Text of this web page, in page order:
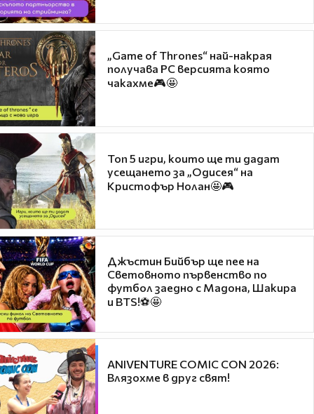
„Game of Thrones“ най-накрая
получава PC версията която
чакахме🎮🤩
Топ 5 игри, които ще ти дадат
усещането за „Одисея“ на
Кристофър Нолан🤩🎮
Джъстин Бийбър ще пее на
Световното първенство по
футбол заедно с Мадона, Шакира
и BTS!⚽🤩
ANIVENTURE COMIC CON 2026:
Влязохме в друг свят!